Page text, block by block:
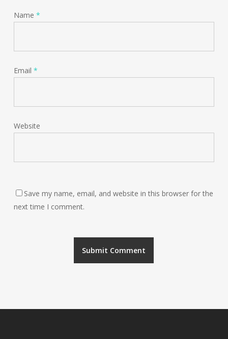
Name *
Email *
Website
Save my name, email, and website in this browser for the
next time I comment.